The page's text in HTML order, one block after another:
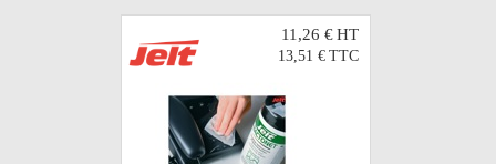
11,26 €HT
13,51 € TTC